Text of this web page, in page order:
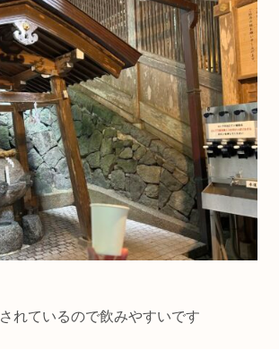
れているので飲みやすいです